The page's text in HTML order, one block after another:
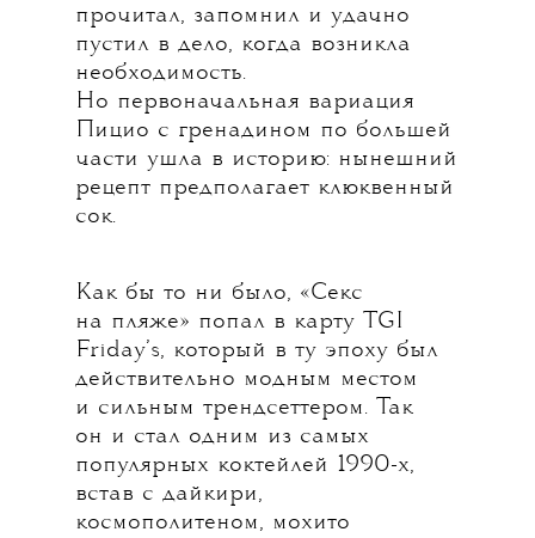
прочитал, запомнил и удачно
пустил в дело, когда возникла
необходимость.
Но первоначальная вариация
Пицио с гренадином по большей
части ушла в историю: нынешний
рецепт предполагает клюквенный
сок.
Как бы то ни было, «Секс
на пляже» попал в карту TGI
Friday’s, который в ту эпоху был
действительно модным местом
и сильным трендсеттером. Так
он и стал одним из самых
популярных коктейлей 1990-х,
встав с дайкири,
космополитеном, мохито